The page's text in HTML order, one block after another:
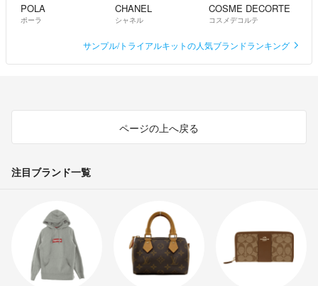
POLA
ポーラ
CHANEL
シャネル
COSME DECORTE
コスメデコルテ
サンプル/トライアルキットの人気ブランドランキング
ページの上へ戻る
注目ブランド一覧